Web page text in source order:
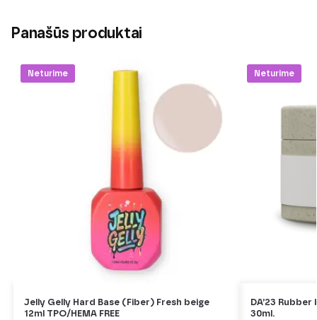
Panašūs produktai
Neturime
Jelly Gelly Hard Base (Fiber) Fresh beige
12ml TPO/HEMA FREE
Neturime
DA’23
30ml.